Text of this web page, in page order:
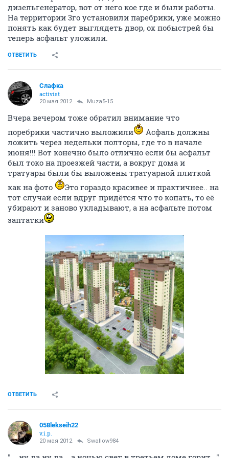
дизельгенератор, вот от него кое где и были работы.
На территории 3го установили паребрики, уже можно
понять как будет выглядеть двор, ох побыстрей бы
теперь асфальт уложили.
ОТВЕТИТЬ
Слафка
activist
20 мая 2012 Muza5-15
Вчера вечером тоже обратил внимание что
поребрики частично выложили
Асфаль должны
ложить через недельки полторы, где то в начале
июня!!! Вот конечно было отлично если бы асфальт
был токо на проезжей части, а вокруг дома и
тратуары были бы выложены тратуарной плиткой
как на фото
Это гораздо красивее и практичнее.. на
тот случай если вдруг придётся что то копать, то её
убирают и заново укладывают, а на асфальте потом
заптатки
ОТВЕТИТЬ
058lekseih22
v.i.p.
20 мая 2012 Swallow984